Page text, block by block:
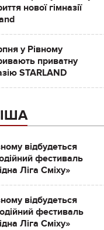
нової гімназії
у Рівному
приватну
STARLAND
відбудеться
фестиваль
Ліга Сміху»
відбудеться
фестиваль
Ліга Сміху»